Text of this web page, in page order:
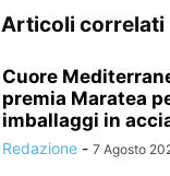
Articoli correlati
Cuore
premia Maratea
imballaggi in
Redazione - 7 Agosto